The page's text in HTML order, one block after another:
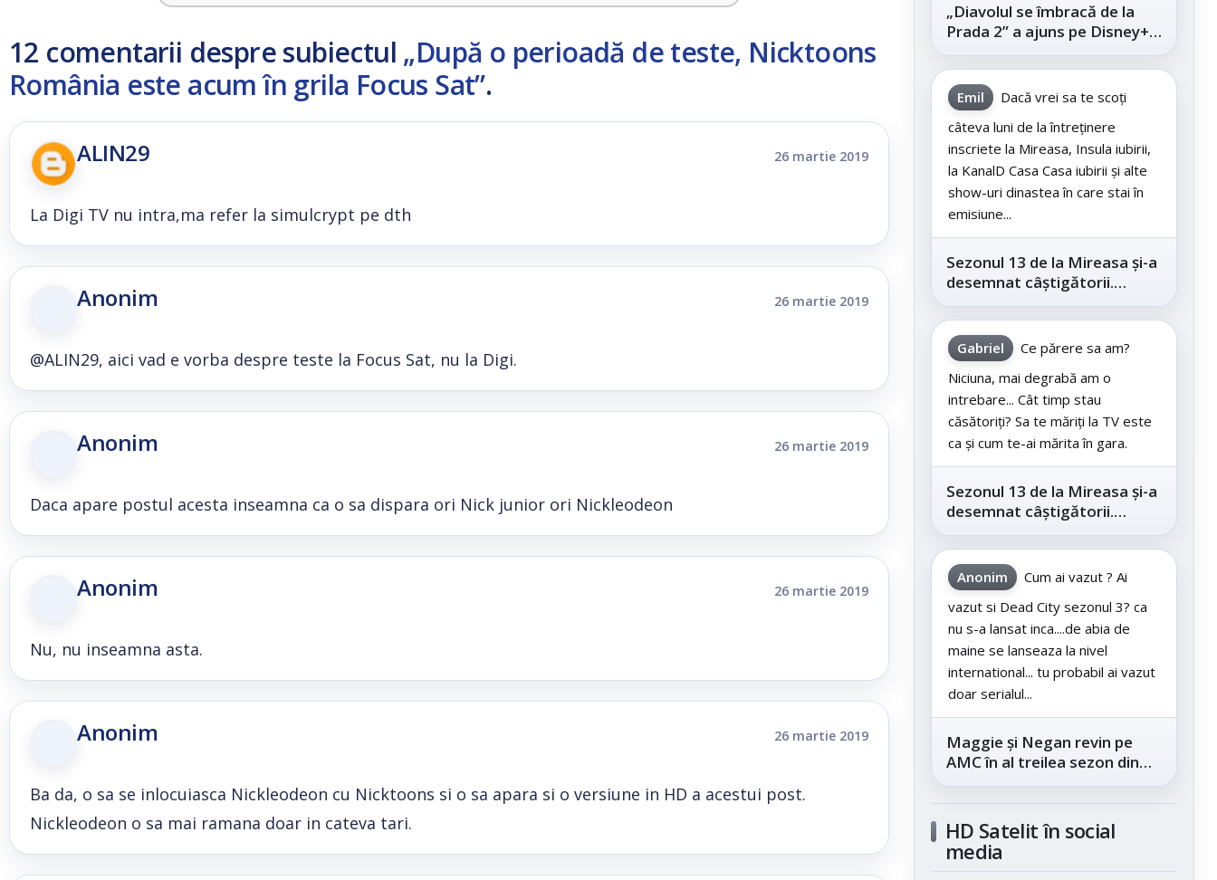
12 comentarii despre subiectul „După o perioadă de teste, Nicktoons
România este acum în grila Focus Sat”.
ALIN29 26 martie 2019
La Digi TV nu intra,ma refer la simulcrypt pe dth
Anonim 26 martie 2019
@ALIN29, aici vad e vorba despre teste la Focus Sat, nu la Digi.
Anonim 26 martie 2019
Daca apare postul acesta inseamna ca o sa dispara ori Nick junior ori Nickleodeon
Anonim 26 martie 2019
Nu, nu inseamna asta.
Anonim 26 martie 2019
Ba da, o sa se inlocuiasca Nickleodeon cu Nicktoons si o sa apara si o versiune in HD a acestui post.
Nickleodeon o sa mai ramana doar in cateva tari.
„Diavolul se îmbracă de la
Prada 2” a ajuns pe Disney+,
după succesul din
cinematografe
Emil
Dacă vrei sa te scoți
câteva luni de la întreținere
inscriete la Mireasa, Insula iubirii,
la KanalD Casa Casa iubirii și alte
show-uri dinastea în care stai în
emisiune...
Sezonul 13 de la Mireasa și-a
desemnat câștigătorii.
Telespectatorii au decis care
este...
Gabriel
Ce părere sa am?
Niciuna, mai degrabă am o
intrebare... Cât timp stau
căsătoriți? Sa te măriți la TV este
ca și cum te-ai mărita în gara.
Sezonul 13 de la Mireasa și-a
desemnat câștigătorii.
Telespectatorii au decis care
este...
Anonim
Cum ai vazut ? Ai
vazut si Dead City sezonul 3? ca
nu s-a lansat inca....de abia de
maine se lanseaza la nivel
international... tu probabil ai vazut
doar serialul...
Maggie și Negan revin pe
AMC în al treilea sezon din
„The Walking Dead: Dead
HD Satelit în social
media